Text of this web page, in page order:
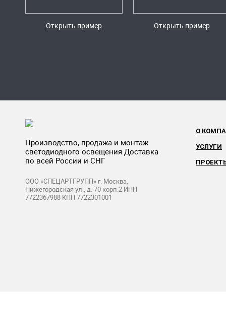
Открыть пример Открыть пример
Производство, продажа и монтаж
светодиодного освещения Доставка
по всей России и СНГ
ООО «СПЕЦАРТГРУПП» г. Москва,
Нижегородская ул., д. 70 корп.2 ИНН
7722367988 КПП 7722301001
О
УСЛУГИ